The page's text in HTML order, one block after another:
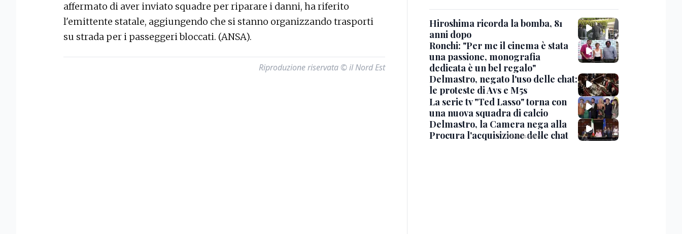
affermato di aver inviato squadre per riparare i danni, ha riferito
l'emittente statale, aggiungendo che si stanno organizzando trasporti
su strada per i passeggeri bloccati. (ANSA).
Riproduzione riservata © il Nord Est
Hiroshima ricorda la bomba, 81
anni dopo
Ronchi: "Per me il cinema è stata
una passione, monografia
dedicata è un bel regalo"
Delmastro, negato l'uso delle chat:
le proteste di Avs e M5s
La serie tv "Ted Lasso" torna con
una nuova squadra di calcio
Delmastro, la Camera nega alla
Procura l'acquisizione delle chat